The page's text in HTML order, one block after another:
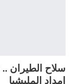
سلاح الطيران
إمداد المليشيا